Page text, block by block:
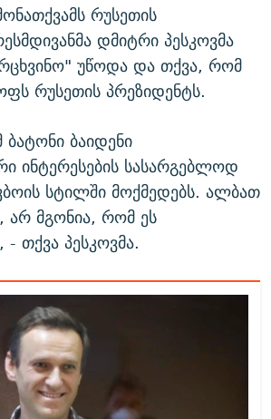
რუსეთის
დმიტრი პესკოვმა
უწოდა და თქვა, რომ
რუსეთის პრეზიდენტს.
ბაიდენი
ინტერესების სასარგებლოდ
სტილში მოქმედებს. ალბათ
არ მგონია, რომ ეს
თქვა პესკოვმა.